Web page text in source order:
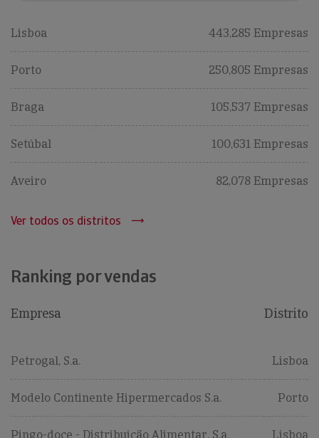
Lisboa 443,285 Empresas
Porto 250,805 Empresas
Braga 105,537 Empresas
Setúbal 100,631 Empresas
Aveiro 82,078 Empresas
Ver todos os distritos
Ranking por vendas
Empresa Distrito
Petrogal, S.a. Lisboa
Modelo Continente Hipermercados S.a. Porto
Pingo-doce - Distribuição Alimentar, S.a. Lisboa